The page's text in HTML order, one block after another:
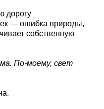
дорогу
— ошибка природы,
собственную
По-моему, свет